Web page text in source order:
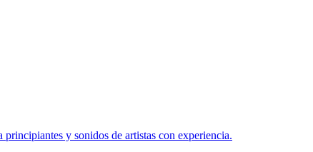
principiantes y sonidos de artistas con experiencia.